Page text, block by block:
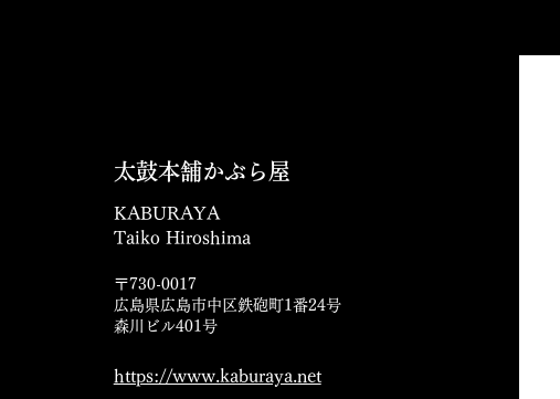
太鼓本舗かぶら屋
KABURAYA
Taiko Hiroshima
〒730-0017
広島県広島市中区鉄砲町1番24号
​森川ビル401号
https://www.kaburaya.net